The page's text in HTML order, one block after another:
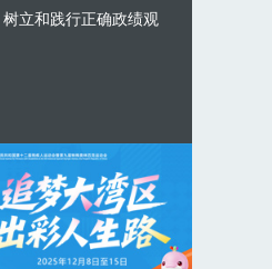
树立和践行正确政绩观